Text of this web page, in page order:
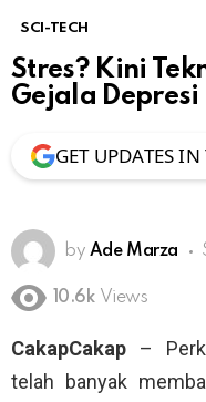
SCI-TECH
Stres? Kini
Gejala Depresi
GET UPDATES
by Ade Marza
10.6k Views
CakapCakap –
telah banyak